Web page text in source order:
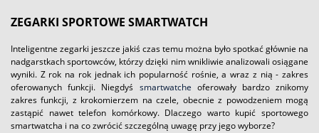
ZEGARKI SPORTOWE SMARTWATCH
Inteligentne zegarki jeszcze jakiś czas temu można było spotkać głównie na
nadgarstkach sportowców, którzy dzięki nim wnikliwie analizowali osiągane
wyniki. Z rok na rok jednak ich popularność rośnie, a wraz z nią - zakres
oferowanych funkcji. Niegdyś smartwatche oferowały bardzo znikomy
zakres funkcji, z krokomierzem na czele, obecnie z powodzeniem mogą
zastąpić nawet telefon komórkowy. Dlaczego warto kupić sportowego
smartwatcha i na co zwrócić szczególną uwagę przy jego wyborze?